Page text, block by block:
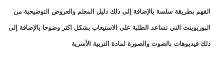
الفهم بطريقة سلسة بالإضافة إلى ذلك دليل المعلم والعروض التوضيحية من
البوربوينت التي تساعد الطلبة على الاستيعاب بشكل اكثر وضوحا بالإضافة إلى
ذلك فيديوهات بالصوت والصورة لمادة التربية الأسرية